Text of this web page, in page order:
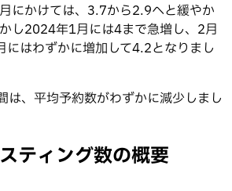
にかけては、3.7から2.9へと緩やか
し2024年1月には4まで急増し、2月
にはわずかに増加して4.2となりまし
、平均予約数がわずかに減少しまし
ティング数の概要